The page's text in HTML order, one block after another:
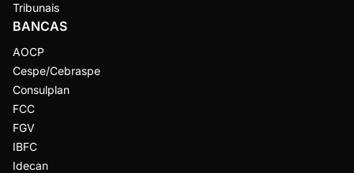
Tribunais
BANCAS
AOCP
Cespe/Cebraspe
Consulplan
FCC
FGV
IBFC
Idecan